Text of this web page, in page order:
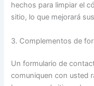
hechos para limpiar el
sitio, lo que mejorará
3. Complementos de
Un formulario de
comuniquen con usted